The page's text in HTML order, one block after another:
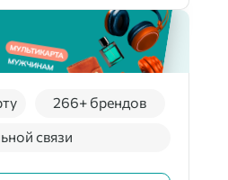
связи
266+ брендов